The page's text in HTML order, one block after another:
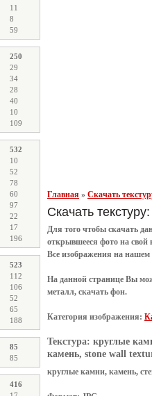
11
8
59
250
29
34
28
40
10
109
532
10
52
78
60
97
22
17
196
523
112
106
52
65
188
85
85
416
Главная » Скачать
Скачать
Для того чтобы скачать
открывшееся фото на свой
Все изображения на нашем
На данной странице Вы
металл, скачать фон.
Категория изображения:
Текстура: круглые
камень, stone wall
круглые камни, камень,